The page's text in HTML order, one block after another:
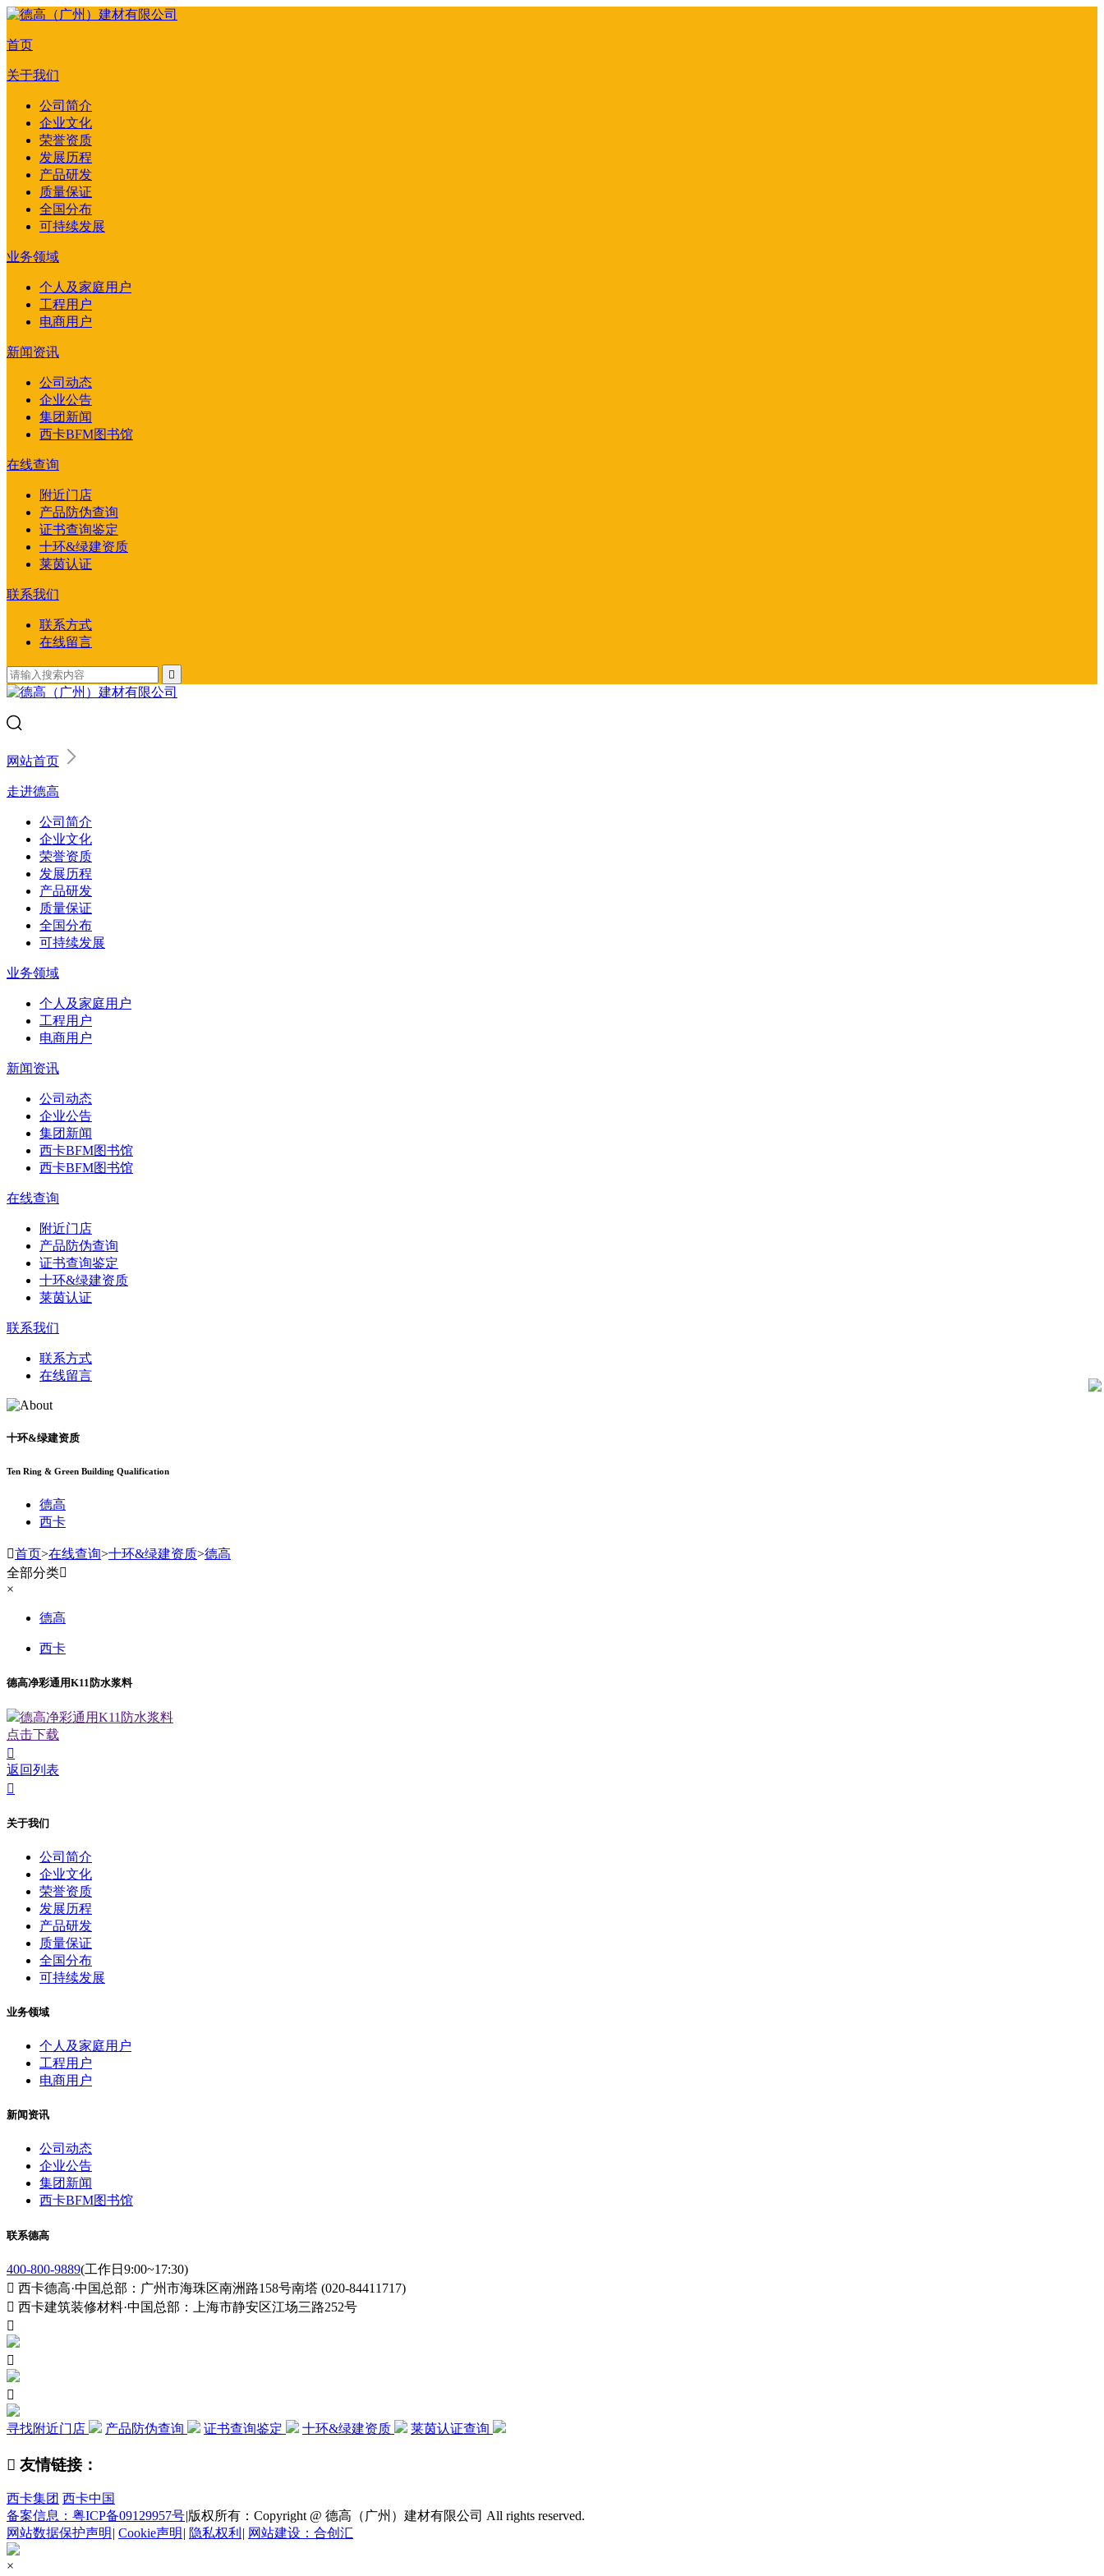
首页
关于我们
公司简介
企业文化
荣誉资质
发展历程
产品研发
质量保证
全国分布
可持续发展
业务领域
个人及家庭用户
工程用户
电商用户
新闻资讯
公司动态
企业公告
集团新闻
西卡BFM图书馆
在线查询
附近门店
产品防伪查询
证书查询鉴定
十环&绿建资质
莱茵认证
联系我们
联系方式
在线留言

网站首页
走进德高
公司简介
企业文化
荣誉资质
发展历程
产品研发
质量保证
全国分布
可持续发展
业务领域
个人及家庭用户
工程用户
电商用户
新闻资讯
公司动态
企业公告
集团新闻
西卡BFM图书馆
西卡BFM图书馆
在线查询
附近门店
产品防伪查询
证书查询鉴定
十环&绿建资质
莱茵认证
联系我们
联系方式
在线留言
十环&绿建资质
Ten Ring & Green Building Qualification
德高
西卡
首页>在线查询>十环&绿建资质>德高
全部分类
×
德高
西卡
德高净彩通用K11防水浆料
德高净彩通用K11防水浆料
点击下载

返回列表

关于我们
公司简介
企业文化
荣誉资质
发展历程
产品研发
质量保证
全国分布
可持续发展
业务领域
个人及家庭用户
工程用户
电商用户
新闻资讯
公司动态
企业公告
集团新闻
西卡BFM图书馆
联系德高
400-800-9889(工作日9:00~17:30)
 西卡德高·中国总部：广州市海珠区南洲路158号南塔 (020-84411717)
 西卡建筑装修材料·中国总部：上海市静安区江场三路252号



寻找附近门店 产品防伪查询 证书查询鉴定 十环&绿建资质 莱茵认证查询
 友情链接：
西卡集团 西卡中国
备案信息：粤ICP备09129957号|版权所有：Copyright @ 德高（广州）建材有限公司 All rights reserved.
网站数据保护声明 | Cookie声明 | 隐私权利 | 网站建设：合创汇
×